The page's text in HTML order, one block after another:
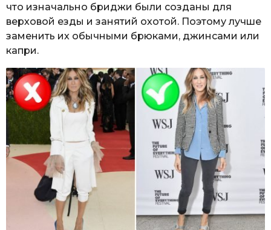
что изначально бриджи были созданы для
верховой езды и занятий охотой. Поэтому лучше
заменить их обычными брюками, джинсами или
капри.